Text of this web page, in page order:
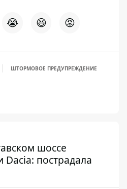
😭 😆 😡
ШТОРМОВОЕ ПРЕДУПРЕЖДЕНИЕ
шоссе
Dacia: пострадала